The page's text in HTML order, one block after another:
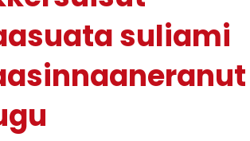
suliami